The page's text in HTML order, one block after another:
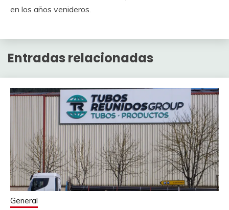
en los años venideros.
Entradas relacionadas
General